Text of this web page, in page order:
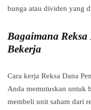
bunga atau dividen yang
Bagaimana Reksa
Bekerja
Cara kerja Reksa Dana
Anda memutuskan untuk
membeli unit saham dari